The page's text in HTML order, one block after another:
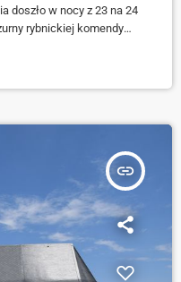
doszło w nocy z 23 na 24
rybnickiej komendy
kościoła o wybitej szybie w
insert_link